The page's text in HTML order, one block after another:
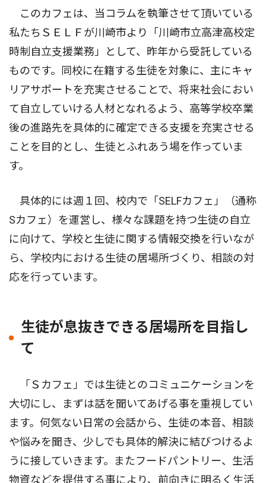
このカフェは、当コラムを執筆させて頂いている
私たちＳＥＬＦが川崎市より「川崎市立高津高校定
時制自立支援業務」として、昨年から受託している
ものです。同校に在籍する生徒を対象に、主にキャ
リアサポートを充実させることで、将来社会におい
て自立していける人材となれるよう、高等学校卒業
後の進路先を具体的に確定できる支援を充実させる
ことを目的とし、生徒とふれあう場を作っていま
す。
具体的には週１回、校内で「SELFカフェ」（通称
Sカフェ）を運営し、様々な課題を持つ生徒の自立
に向けて、学校と生徒に関する情報交換を行いなが
ら、学校内における生徒の居場所づくり、相談の対
応を行っています。
生徒が息抜きできる居場所を目指し
て
「Ｓカフェ」では生徒とのコミュニケーションを
大切にし、まずは話を聞いてあげる事を重視してい
ます。何気ない日常の会話から、生徒の本音、相談
や悩みを聞き、少しでも具体的解決に結びつけるよ
うに接していきます。またフードパントリー、生活
物資などを提供する事により、前向きに明るく生活